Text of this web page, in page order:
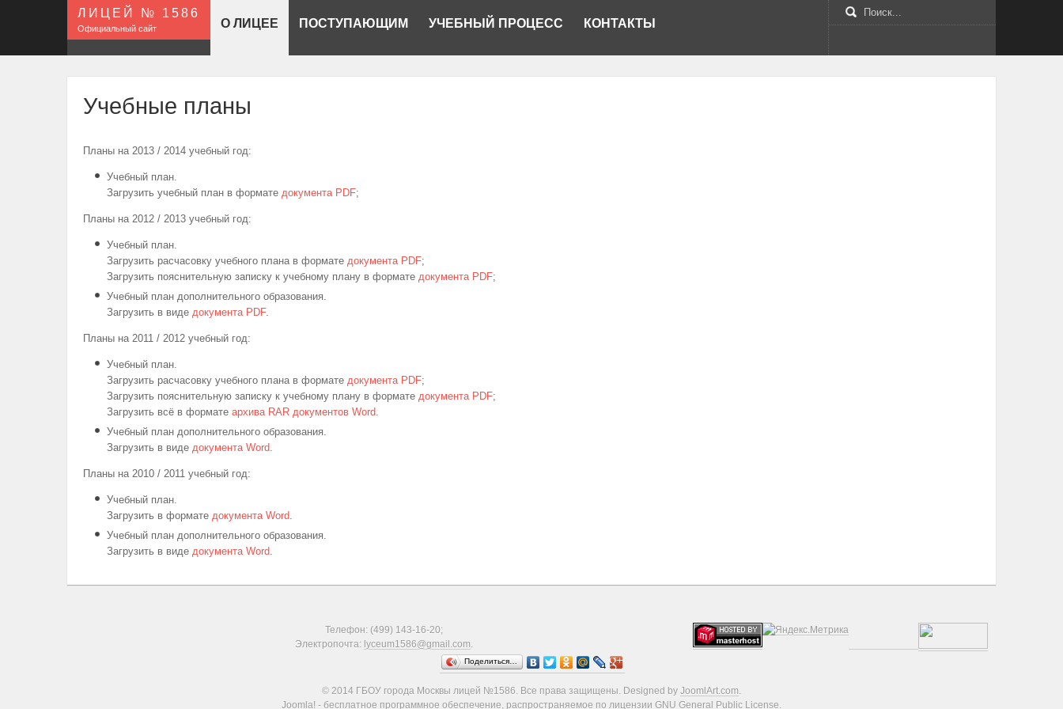
ЛИЦЕЙ № 1586
Официальный сайт О ЛИЦЕЕ ПОСТУПАЮЩИМ УЧЕБНЫЙ ПРОЦЕСС КОНТАКТЫ
Учебные планы
Планы на 2013 / 2014 учебный год:
Учебный план.
Загрузить учебный план в формате документа PDF;
Планы на 2012 / 2013 учебный год:
Учебный план.
Загрузить расчасовку учебного плана в формате документа PDF;
Загрузить пояснительную записку к учебному плану в формате документа PDF;
Учебный план дополнительного образования.
Загрузить в виде документа PDF.
Планы на 2011 / 2012 учебный год:
Учебный план.
Загрузить расчасовку учебного плана в формате документа PDF;
Загрузить пояснительную записку к учебному плану в формате документа PDF;
Загрузить всё в формате архива RAR документов Word
Учебный план дополнительного образования.
Загрузить в виде документа Word
Планы на 2010 / 2011 учебный год:
Учебный план.
Загрузить в формате документа Word
Учебный план дополнительного образования.
Загрузить в виде документа Word
Телефон: (499) 143-16-20;
Электропочта: lyceum1586@gmail.com
Поделиться…
© 2014 ГБОУ города Москвы лицей №1586. Все права защищены. Designed by JoomlArt.com
Joomla! - бесплатное программное обеспечение, распространяемое по лицензии GNU General Public License.